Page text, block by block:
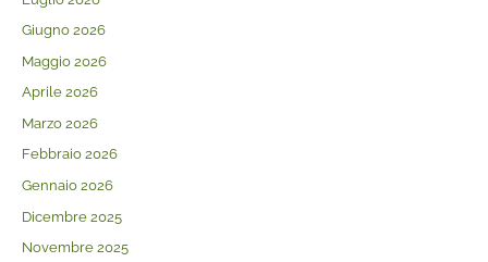
Giugno 2026
Maggio 2026
Aprile 2026
Marzo 2026
Febbraio 2026
Gennaio 2026
Dicembre 2025
Novembre 2025